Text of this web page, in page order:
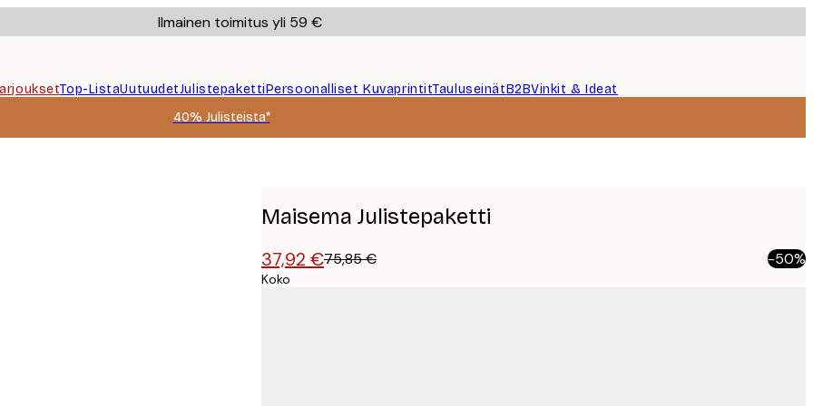
Ilmainen toimitus yli 59 €
Top-ListaUutuudetJulistepakettiPersoonalliset KuvaprintitTauluseinätB2BVinkit & Ideat
40% Julisteista*
Maisema Julistepaketti
37,92 €75,85 € -50%
Koko